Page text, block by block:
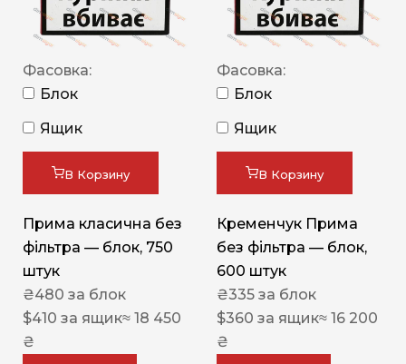
Фасовка:
Блок
Ящик
В Корзину
Прима класична без
фільтра — блок, 750
штук
₴480 за блок
$410 за ящик≈ 18 450
₴
Фасовка:
Блок
Ящик
В Корзину
Кременчук Прима
без фільтра — блок,
600 штук
₴335 за блок
$360 за ящик≈ 16 200
₴